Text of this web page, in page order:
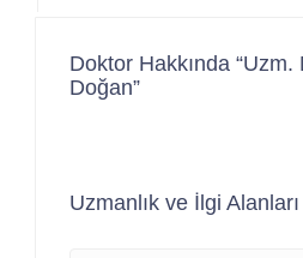
Doktor Hakkında
Doğan”
Uzmanlık ve İlgi Alanları